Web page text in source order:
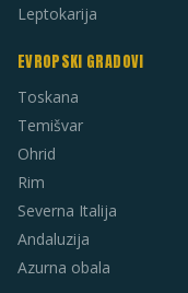
Leptokarija
EVROPSKI GRADOVI
Toskana
Temišvar
Ohrid
Rim
Severna Italija
Andaluzija
Azurna obala